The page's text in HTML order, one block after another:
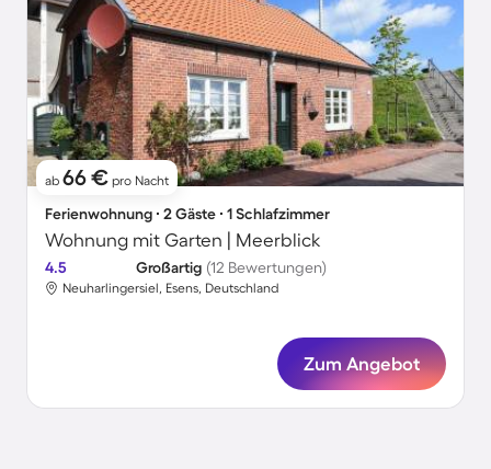
ab 66 € pro Nacht
Ferienwohnung ∙ 2 Gäste ∙ 1 Schlafzimmer
Wohnung mit Garten | Meerblick
4.5 Großartig (12 Bewertungen)
Neuharlingersiel, Esens, Deutschland
Zum Angebot